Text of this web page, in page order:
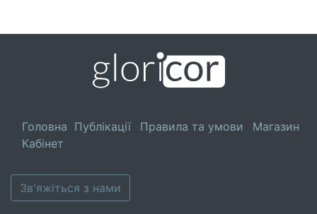
Головна Публікації Правила та умови
Магазин
Кабінет
Зв'яжіться з нами​​